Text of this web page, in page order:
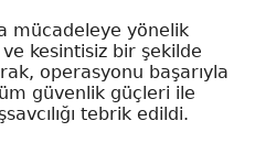
mücadeleye yönelik
ve kesintisiz bir şekilde
operasyonu başarıyla
güvenlik güçleri ile
tebrik edildi.